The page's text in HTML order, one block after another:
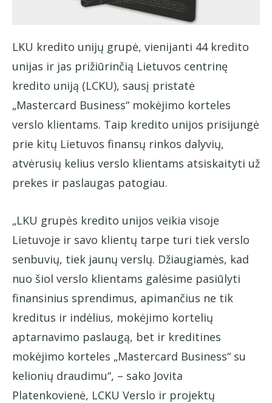
LKU kredito unijų grupė, vienijanti 44 kredito
unijas ir jas prižiūrinčią Lietuvos centrinę
kredito uniją (LCKU), sausį pristatė
„Mastercard Business“ mokėjimo korteles
verslo klientams. Taip kredito unijos prisijungė
prie kitų Lietuvos finansų rinkos dalyvių,
atvėrusių kelius verslo klientams atsiskaityti už
prekes ir paslaugas patogiau.
„LKU grupės kredito unijos veikia visoje
Lietuvoje ir savo klientų tarpe turi tiek verslo
senbuvių, tiek jaunų verslų. Džiaugiamės, kad
nuo šiol verslo klientams galėsime pasiūlyti
finansinius sprendimus, apimančius ne tik
kreditus ir indėlius, mokėjimo kortelių
aptarnavimo paslaugą, bet ir kreditines
mokėjimo korteles „Mastercard Business“ su
kelionių draudimu“, – sako Jovita
Platenkovienė, LCKU Verslo ir projektų